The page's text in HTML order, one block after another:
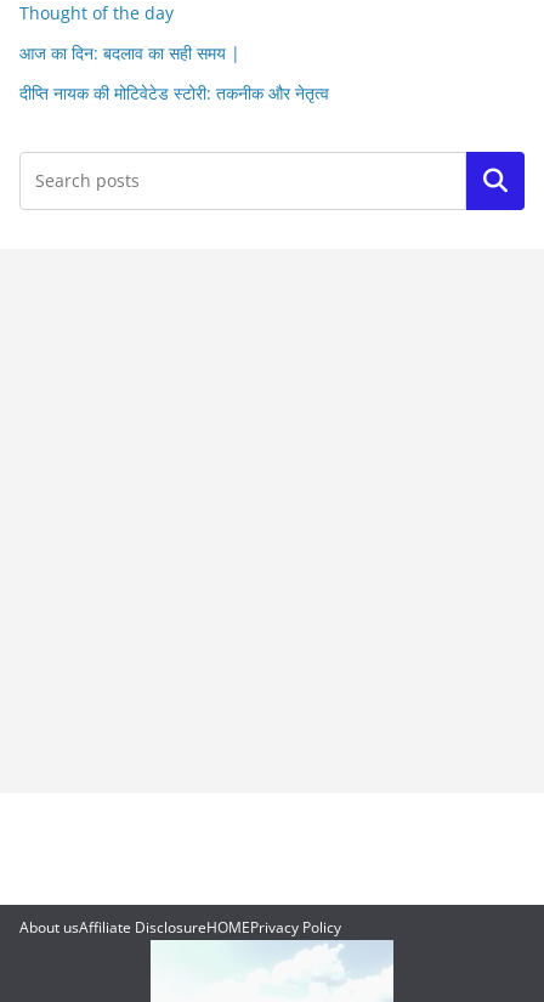
Thought of the day
आज का दिन: बदलाव का सही समय |
दीप्ति नायक की मोटिवेटेड स्टोरी: तकनीक और नेतृत्व
Search
About usAffiliate DisclosureHOMEPrivacy Policy